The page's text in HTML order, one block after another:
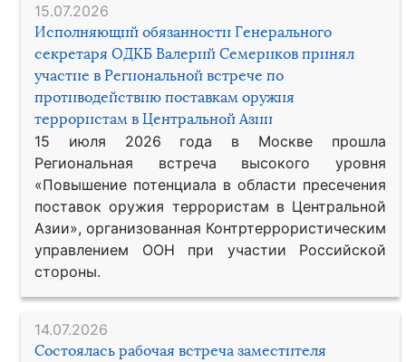
15.07.2026
Исполняющий обязанности Генерального
секретаря ОДКБ Валерий Семериков принял
участие в Региональной встрече по
противодействию поставкам оружия
террористам в Центральной Азии
15 июля 2026 года в Москве прошла
Региональная встреча высокого уровня
«Повышение потенциала в области пресечения
поставок оружия террористам в Центральной
Азии», организованная Контртеррористическим
управлением ООН при участии Российской
стороны.
14.07.2026
Состоялась рабочая встреча заместителя